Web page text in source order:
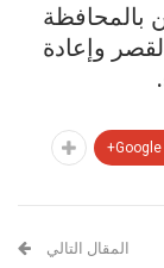
بالمحافظة
وإعادة
Google+
المقال التالي